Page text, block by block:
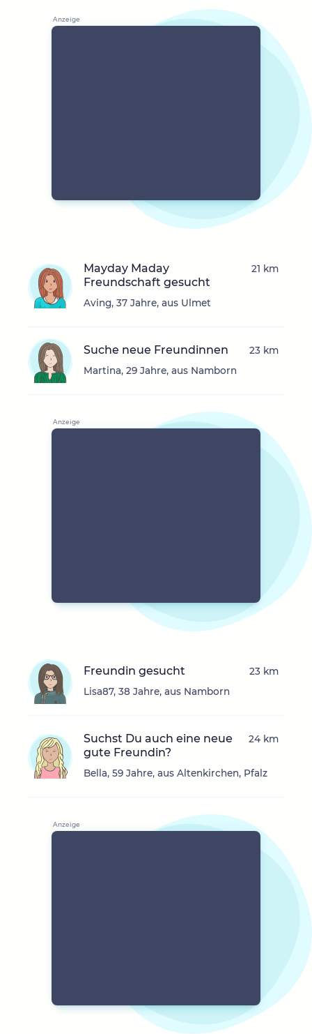
Mayday Maday
Freundschaft gesucht
Aving, 37 Jahre, aus Ulmet
21 km
Suche neue Freundinnen
Martina, 29 Jahre, aus Namborn
23 km
Freundin gesucht
Lisa87, 38 Jahre, aus Namborn
23 km
Suchst Du auch eine neue
gute Freundin?
Bella, 59 Jahre, aus Altenkirchen, Pfalz
24 km